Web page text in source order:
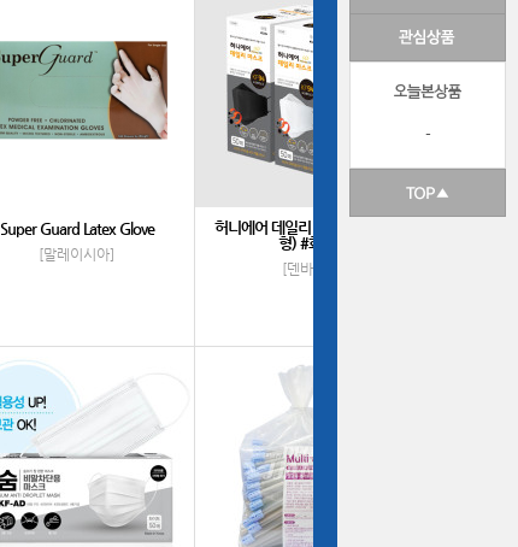
-
Super Guard Latex Glove
[말레이시아]
허니에어 데일리 마스크 KF94 (대
형) #화이트
[덴바이오]